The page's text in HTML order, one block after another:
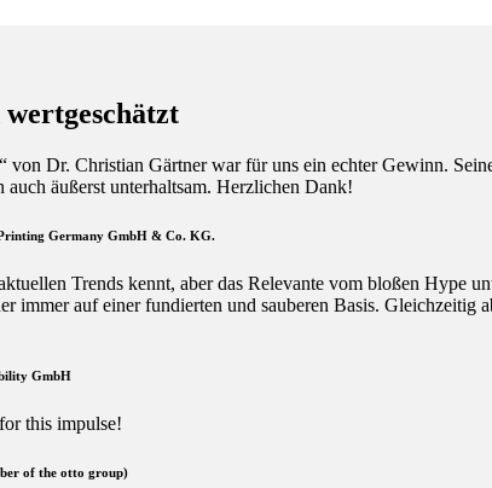
Dr. Christian Gärtner war für uns ein echter Gewinn.
äußerst unterhaltsam. Herzlichen Dank!
Germany GmbH & Co. KG.
Trends kennt, aber das Relevante vom bloßen Hype
immer auf einer fundierten und sauberen Basis.
GmbH
this impulse!
of the otto group)